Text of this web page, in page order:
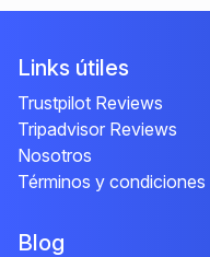
Links útiles
Trustpilot Reviews
Tripadvisor Reviews
Nosotros
Términos y condiciones
Blog